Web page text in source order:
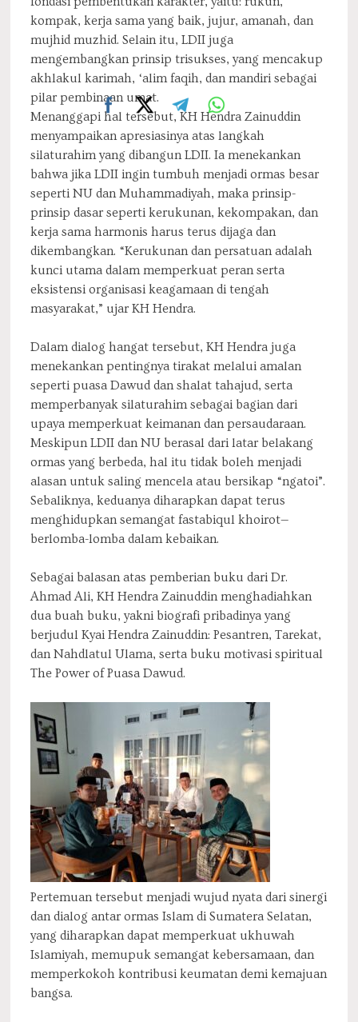
kompak, kerja sama yang baik, jujur, amanah, dan
mujhid muzhid. Selain itu, LDII juga
mengembangkan prinsip trisukses, yang mencakup
akhlakul karimah, ‘alim faqih, dan mandiri sebagai
pilar pembinaan umat.
Menanggapi hal tersebut, KH Hendra Zainuddin
menyampaikan apresiasinya atas langkah
silaturahim yang dibangun LDII. Ia menekankan
bahwa jika LDII ingin tumbuh menjadi ormas besar
seperti NU dan Muhammadiyah, maka prinsip-
prinsip dasar seperti kerukunan, kekompakan, dan
kerja sama harmonis harus terus dijaga dan
dikembangkan. “Kerukunan dan persatuan adalah
kunci utama dalam memperkuat peran serta
eksistensi organisasi keagamaan di tengah
masyarakat,” ujar KH Hendra.
Dalam dialog hangat tersebut, KH Hendra juga
menekankan pentingnya tirakat melalui amalan
seperti puasa Dawud dan shalat tahajud, serta
memperbanyak silaturahim sebagai bagian dari
upaya memperkuat keimanan dan persaudaraan.
Meskipun LDII dan NU berasal dari latar belakang
ormas yang berbeda, hal itu tidak boleh menjadi
alasan untuk saling mencela atau bersikap “ngatoi”.
Sebaliknya, keduanya diharapkan dapat terus
menghidupkan semangat fastabiqul khoirot—
berlomba-lomba dalam kebaikan.
Sebagai balasan atas pemberian buku dari Dr.
Ahmad Ali, KH Hendra Zainuddin menghadiahkan
dua buah buku, yakni biografi pribadinya yang
berjudul Kyai Hendra Zainuddin: Pesantren, Tarekat,
dan Nahdlatul Ulama, serta buku motivasi spiritual
The Power of Puasa Dawud.
Pertemuan tersebut menjadi wujud nyata dari sinergi
dan dialog antar ormas Islam di Sumatera Selatan,
yang diharapkan dapat memperkuat ukhuwah
Islamiyah, memupuk semangat kebersamaan, dan
memperkokoh kontribusi keumatan demi kemajuan
bangsa.